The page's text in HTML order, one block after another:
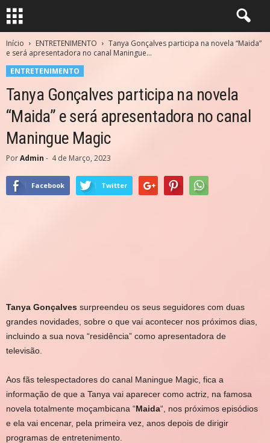
Início ENTRETENIMENTO
Tanya Gonçalves participa na novela “Maida”
e será apresentadora no canal Maningue...
ENTRETENIMENTO
Tanya Gonçalves participa na novela
“Maida” e será apresentadora no canal
Maningue Magic
PorAdmin - 4 de Março, 2023
Facebook Twitter
Tanya Gonçalves surpreendeu os seus seguidores com duas
grandes novidades, sobre o que vai acontecer nos próximos dias,
incluindo a sua nova “residência” como apresentadora de
televisão.
Aos fãs telespectadores do canal Maningue Magic, fica a
informação de que a Tanya vai aparecer como actriz, na famosa
novela totalmente moçambicana “Maida“, nos próximos episódios
e ela vai encenar, pela primeira vez, anos depois de dirigir
programas de entretenimento.